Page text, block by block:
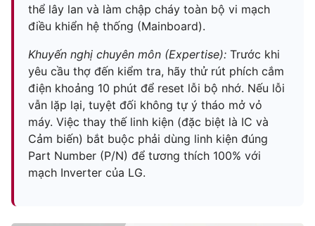
thể lây lan và làm chập cháy toàn bộ vi mạch
điều khiển hệ thống (Mainboard).
Khuyến nghị chuyên môn (Expertise): Trước khi
yêu cầu thợ đến kiểm tra, hãy thử rút phích cắm
điện khoảng 10 phút để reset lỗi bộ nhớ. Nếu lỗi
vẫn lặp lại, tuyệt đối không tự ý tháo mở vỏ
máy. Việc thay thế linh kiện (đặc biệt là IC và
Cảm biến) bắt buộc phải dùng linh kiện đúng
Part Number (P/N) để tương thích 100% với
mạch Inverter của LG.